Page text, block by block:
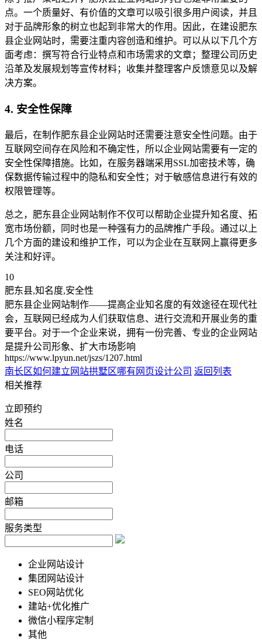
点。一个质量好、有价值的文章可以吸引很多用户阅读，并且
对于品牌形象的树立也起到非常大的作用。因此，在建设肥东
县企业网站时，需要注重内容创造和维护。可以从以下几个方
面考虑：撰写符合行业特点和市场需求的文章；整理公司历史
沿革及发展规划等宣传材料；收集并整理客户反馈意见以及解
决方案。
4. 安全性保障
最后，在制作肥东县企业网站时还需要注意安全性问题。由于
互联网空间存在风险和不确定性，所以企业网站需要有一定的
安全性保障措施。比如，在服务器端采用SSL加密技术等，确
保数据传输过程中的隐私和安全性；对于敏感信息进行有效的
权限管理等。
总之，肥东县企业网站制作不仅可以帮助企业提升知名度、拓
宽市场份额，同时也是一种强有力的品牌推广手段。通过以上
几个方面的建设和维护工作，可以为企业在互联网上赢得更多
关注和好评。
10
肥东县,知名度,安全性
肥东县企业网站制作——提高企业知名度的有效途径在现代社
会，互联网已经成为人们获取信息、进行交流和开展业务的重
要平台。对于一个企业来说，拥有一份完善、专业的企业网站
是提升公司形象、扩大市场影响
https://www.lpyun.net/jszs/1207.html
南长区如何建立网站拱墅区哪有网页设计公司 返回列表
相关推荐
立即预约
姓名
电话
公司
邮箱
服务类型
企业网站设计
集团网站设计
SEO网站优化
建站+优化推广
微信小程序定制
其他